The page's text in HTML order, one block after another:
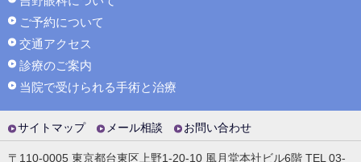
ご予約について
交通アクセス
診療のご案内
当院で受けられる手術と治療
サイトマップ メール相談 お問い合わせ
〒110-0005 東京都台東区上野1-20-10 風月堂本社ビル6階 TEL 03-